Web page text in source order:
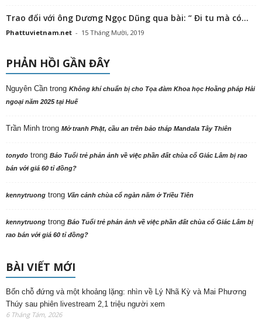
Trao đổi với ông Dương Ngọc Dũng qua bài: “ Đi tu mà có...
Phattuvietnam.net - 15 Tháng Mười, 2019
PHẢN HỒI GẦN ĐÂY
Nguyên Cần trong Không khí chuẩn bị cho Tọa đàm Khoa học Hoằng pháp Hải
ngoại năm 2025 tại Huế
Trần Minh trong Mở tranh Phật, cầu an trên bảo tháp Mandala Tây Thiên
tonydo trong Báo Tuổi trẻ phản ảnh về việc phần đất chùa cổ Giác Lâm bị rao
bán với giá 60 tỉ đồng?
kennytruong trong Vãn cảnh chùa cổ ngàn năm ở Triều Tiên
kennytruong trong Báo Tuổi trẻ phản ảnh về việc phần đất chùa cổ Giác Lâm bị
rao bán với giá 60 tỉ đồng?
BÀI VIẾT MỚI
Bốn chỗ đứng và một khoảng lặng: nhìn về Lý Nhã Kỳ và Mai Phương
Thúy sau phiên livestream 2,1 triệu người xem
6 Tháng Tám, 2026